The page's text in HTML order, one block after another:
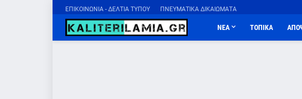
ΕΠΙΚΟΙΝΩΝΙΑ - ΔΕΛΤΙΑ ΤΥΠΟΥ ΠΝΕΥΜΑΤΙΚΑ ΔΙΚΑΙΩΜΑΤΑ
ΝΕΑ ΤΟΠΙΚΑ